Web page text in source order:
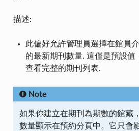
描述:
此偏好允許管理員選擇在館員
的最新期刊數量. 這僅是預設值
查看完整的期刊列表.
Note
如果你建立在期刊為期數的館藏
數量顯示在預約分頁中。它只會